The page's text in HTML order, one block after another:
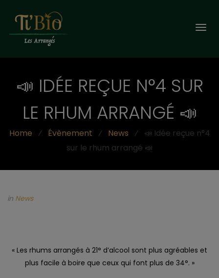
📣 IDÉE REÇUE N°4 SUR
LE RHUM ARRANGÉ 📣
Home ⁄ Évènement ⁄ News ⁄ 📣 Idée reçue n°4
sur le rhum arrangé 📣
in News
« Les rhums arrangés à 21° d’alcool sont plus agréables et
plus facile à boire que ceux qui font plus de 34°. »